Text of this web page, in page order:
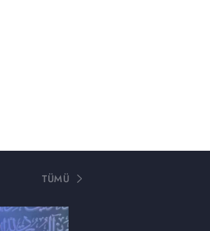
TÜMÜ